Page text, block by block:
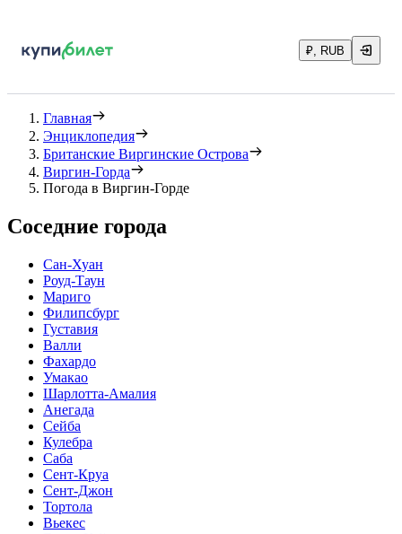
₽, RUB
Главная
Энциклопедия
Британские Виргинские Острова
Виргин-Горда
Погода в Виргин-Горде
Соседние города
Сан-Хуан
Роуд-Таун
Мариго
Филипсбург
Густавия
Валли
Фахардо
Умакао
Шарлотта-Амалия
Анегада
Сейба
Кулебра
Саба
Сент-Круа
Сент-Джон
Тортола
Вьекес